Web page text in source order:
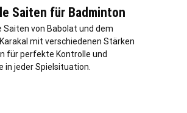
Saiten für Badminton
Saiten von Babolat und dem
mit verschiedenen Stärken
für perfekte Kontrolle und
in jeder Spielsituation.